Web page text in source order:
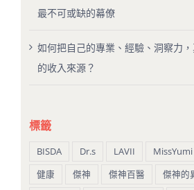
最不可或缺的幕僚
如何把自己的專業、經驗、洞察力
的收入來源？
標籤
BISDA Dr.s LAVII MissYumi
健康
傑神 傑神百醫
傑神的